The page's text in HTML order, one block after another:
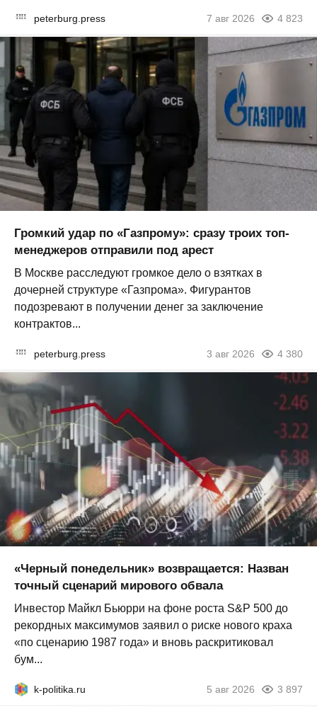
peterburg.press 7 авг 2026 4 823
Громкий удар по «Газпрому»: сразу троих топ-
менеджеров отправили под арест
В Москве расследуют громкое дело о взятках в
дочерней структуре «Газпрома». Фигурантов
подозревают в получении денег за заключение
контрактов...
peterburg.press 3 авг 2026 4 380
«Черный понедельник» возвращается: Назван
точный сценарий мирового обвала
Инвестор Майкл Бьюрри на фоне роста S&P 500 до
рекордных максимумов заявил о риске нового краха
«по сценарию 1987 года» и вновь раскритиковал
бум...
k-politika.ru 5 авг 2026 3 897